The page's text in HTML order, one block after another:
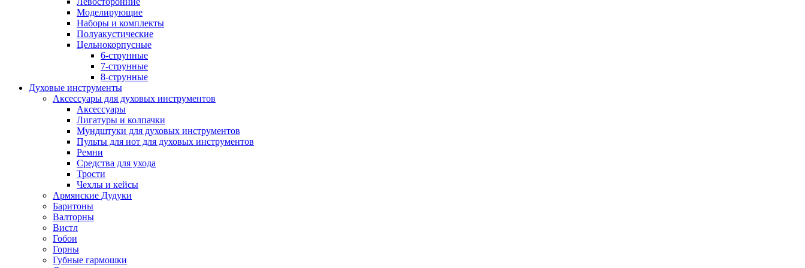
Моделирующие
Наборы и комплекты
Полуакустические
Цельнокорпусные
6-струнные
7-струнные
8-струнные
Духовые инструменты
Аксессуары для духовых инструментов
Аксессуары
Лигатуры и колпачки
Мундштуки для духовых инструментов
Пульты для нот для духовых инструментов
Ремни
Средства для ухода
Трости
Чехлы и кейсы
Армянские Дудуки
Баритоны
Валторны
Вистл
Гобои
Горны
Губные гармошки